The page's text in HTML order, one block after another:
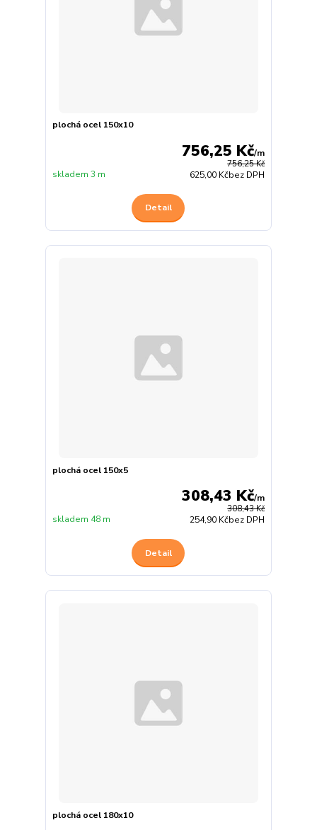
plochá ocel 150x10
756,25 Kč
756,25 Kč/m
625,00 Kčbez DPH
skladem 3 m
Detail
plochá ocel 150x5
308,43 Kč
308,43 Kč/m
254,90 Kčbez DPH
skladem 48 m
Detail
plochá ocel 180x10